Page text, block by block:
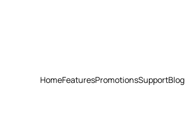
HomeFeaturesPromotionsSupportBlog